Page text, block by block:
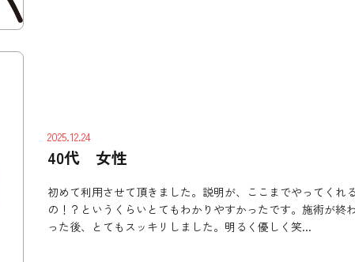
2025.12.24
40代 女性
初めて利用させて頂きました。説明が、ここまでやってくれる
の！？というくらいとてもわかりやすかったです。施術が終わ
った後、とてもスッキリしました。明るく優しく笑...